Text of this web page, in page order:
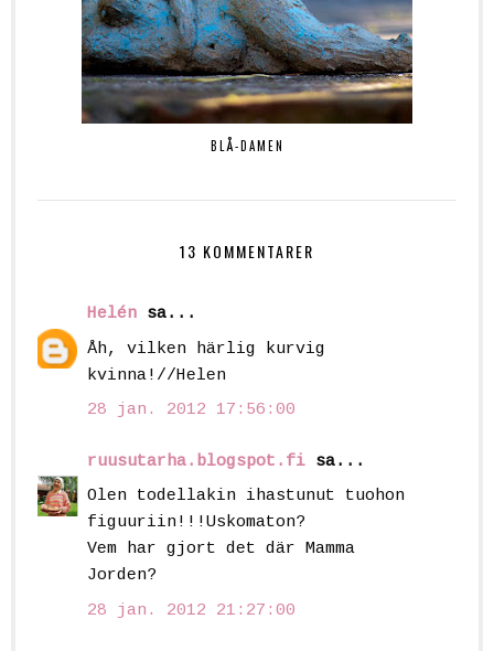
BLÅ-DAMEN
13 KOMMENTARER
Helén sa...
Åh, vilken härlig kurvig
kvinna!//Helen
28 jan. 2012 17:56:00
ruusutarha.blogspot.fi sa...
Olen todellakin ihastunut tuohon
figuuriin!!!Uskomaton?
Vem har gjort det där Mamma
Jorden?
28 jan. 2012 21:27:00